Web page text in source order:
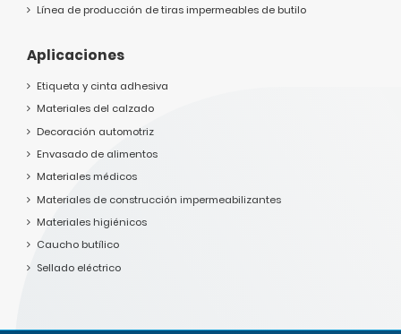
Línea de producción de tiras impermeables de butilo
Aplicaciones
Etiqueta y cinta adhesiva
Materiales del calzado
Decoración automotriz
Envasado de alimentos
Materiales médicos
Materiales de construcción impermeabilizantes
Materiales higiénicos
Caucho butílico
Sellado eléctrico